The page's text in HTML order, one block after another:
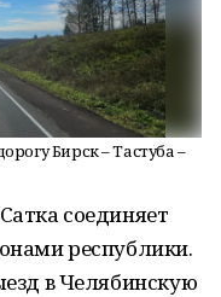
Бирск – Тастуба –
соединяет
республики.
в Челябинскую